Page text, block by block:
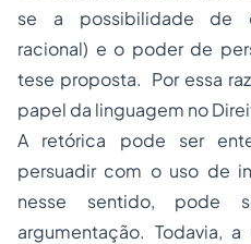
se a possibilidade de
racional) e o poder de
tese proposta. Por essa
papel da linguagem no
A retórica pode ser
persuadir com o uso de
nesse sentido, pode
argumentação. Todavia,